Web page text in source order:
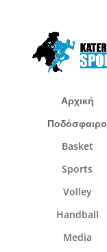
Αρχική
Ποδόσφαιρο
Basket
Sports
Volley
Handball
Media